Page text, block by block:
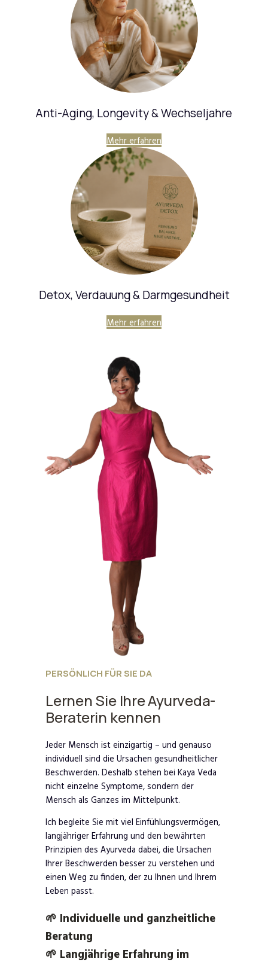
Anti-Aging, Longevity & Wechseljahre
Mehr erfahren
Detox, Verdauung & Darmgesundheit
Mehr erfahren
PERSÖNLICH FÜR SIE DA
Lernen Sie Ihre Ayurveda-
Beraterin kennen
Jeder Mensch ist einzigartig – und genauso
individuell sind die Ursachen gesundheitlicher
Beschwerden. Deshalb stehen bei Kaya Veda
nicht einzelne Symptome, sondern der
Mensch als Ganzes im Mittelpunkt.
Ich begleite Sie mit viel Einfühlungsvermögen,
langjähriger Erfahrung und den bewährten
Prinzipien des Ayurveda dabei, die Ursachen
Ihrer Beschwerden besser zu verstehen und
einen Weg zu finden, der zu Ihnen und Ihrem
Leben passt.
🌱 Individuelle und ganzheitliche
Beratung
🌱 Langjährige Erfahrung im